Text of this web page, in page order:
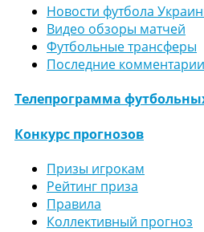
Новости футбола
Видео обзоры матчей
Футбольные трансферы
Последние комментарии
Телепрограмма
Конкурс прогнозов
Призы игрокам
Рейтинг приза
Правила
Коллективный прогноз